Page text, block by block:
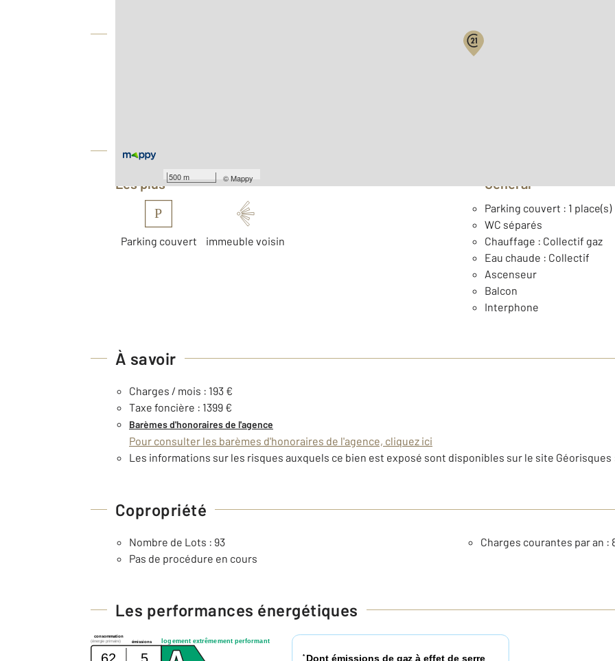
500 m ©Mappy
Équipements
Les plus
P
Parking couvert immeuble voisin
Général
Parking couvert : 1 place(s)
WC séparés
Chauffage : Collectif gaz
Eau chaude : Collectif
Ascenseur
Balcon
Interphone
À savoir
Charges / mois : 193 €
Taxe foncière : 1399 €
Barèmes d'honoraires de l'agence
Pour consulter les barèmes d'honoraires de l'agence, cliquez ici
Les informations sur les risques auxquels ce bien est exposé sont disponibles sur le site
Copropriété
Nombre de Lots : 93
Charges courantes par an :
Pas de procédure en cours
Les performances énergétiques
logement extrêmement performant
consommation
émissions
(énergie primaire)
62 5 * Dont émissions de gaz à effet de serre